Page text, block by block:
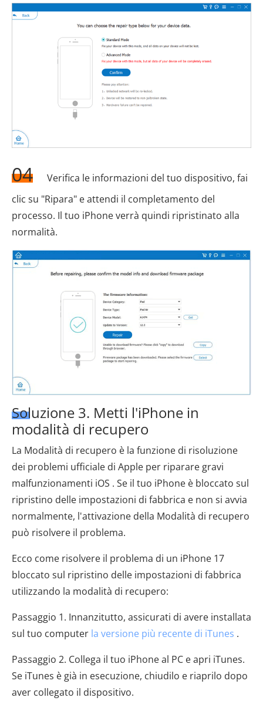
04
Verifica le informazioni del tuo dispositivo, fai
clic su "Ripara" e attendi il completamento del
processo. Il tuo iPhone verrà quindi ripristinato alla
normalità.
Soluzione 3. Metti l'iPhone in
modalità di recupero
La Modalità di recupero è la funzione di risoluzione
dei problemi ufficiale di Apple per riparare gravi
malfunzionamenti iOS . Se il tuo iPhone è bloccato sul
ripristino delle impostazioni di fabbrica e non si avvia
normalmente, l'attivazione della Modalità di recupero
può risolvere il problema.
Ecco come risolvere il problema di un iPhone 17
bloccato sul ripristino delle impostazioni di fabbrica
utilizzando la modalità di recupero:
Passaggio 1. Innanzitutto, assicurati di avere installata
sul tuo computer la versione più recente di iTunes .
Passaggio 2. Collega il tuo iPhone al PC e apri iTunes.
Se iTunes è già in esecuzione, chiudilo e riaprilo dopo
aver collegato il dispositivo.